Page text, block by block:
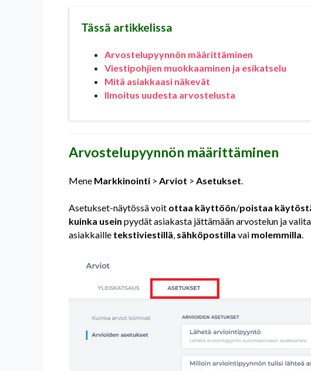
Tässä artikkelissa
Arvostelupyynnön määrittäminen
Viestipohjien muokkaaminen ja esikatselu
Mitä asiakkaasi näkevät
Ilmoitus uudesta arvostelusta
Arvostelupyynnön määrittäminen
Mene Markkinointi > Arviot > Asetukset.
Asetukset-näytössä voit ottaa käyttöön/poistaa
kuinka usein pyydät asiakasta jättämään arvostelun ja
asiakkaille tekstiviestillä, sähköpostilla vai molemmilla.